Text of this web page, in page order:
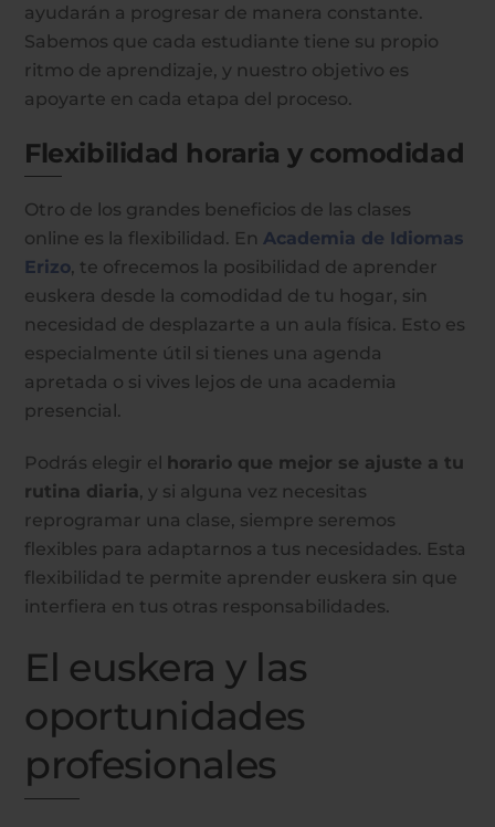
ayudarán a progresar de manera constante.
Sabemos que cada estudiante tiene su propio
ritmo de aprendizaje, y nuestro objetivo es
apoyarte en cada etapa del proceso.
Flexibilidad horaria y comodidad
Otro de los grandes beneficios de las clases
online es la flexibilidad. En Academia de Idiomas
Erizo, te ofrecemos la posibilidad de aprender
euskera desde la comodidad de tu hogar, sin
necesidad de desplazarte a un aula física. Esto es
especialmente útil si tienes una agenda
apretada o si vives lejos de una academia
presencial.
Podrás elegir el horario que mejor se ajuste a tu
rutina diaria, y si alguna vez necesitas
reprogramar una clase, siempre seremos
flexibles para adaptarnos a tus necesidades. Esta
flexibilidad te permite aprender euskera sin que
interfiera en tus otras responsabilidades.
El euskera y las
oportunidades
profesionales